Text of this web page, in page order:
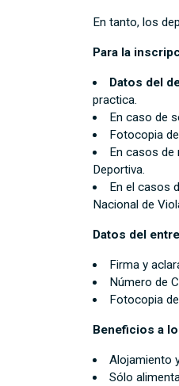
En tanto, los
Para la
Datos del
practica.
En caso de
Fotocopia
En casos de
Deportiva.
En el casos
Nacional de
Datos del
Firma y
Número de
Fotocopia
Beneficios a
Alojamiento
Sólo